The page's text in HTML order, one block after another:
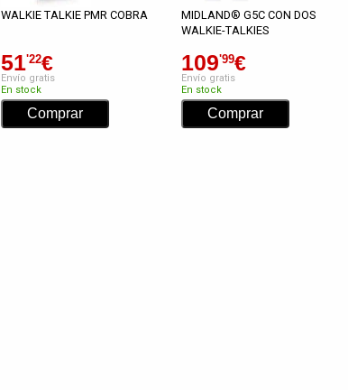
WALKIE TALKIE PMR COBRA
51'22€
Envío gratis
En stock
MIDLAND® G5C CON DOS
WALKIE-TALKIES
109'99€
Envío gratis
En stock